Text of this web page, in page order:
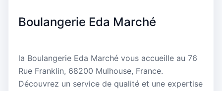
Boulangerie Eda Marché
la Boulangerie Eda Marché vous accueille au 76
Rue Franklin, 68200 Mulhouse, France.
Découvrez un service de qualité et une expertise